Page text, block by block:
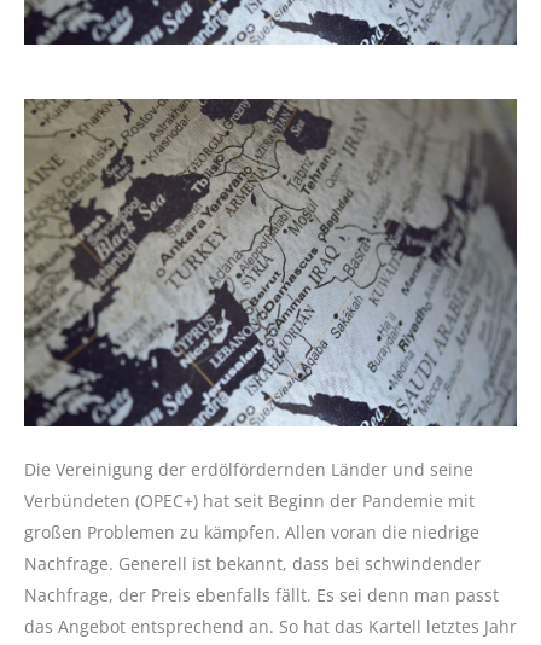
Die Vereinigung der erdölfördernden Länder und seine
Verbündeten (OPEC+) hat seit Beginn der Pandemie mit
großen Problemen zu kämpfen. Allen voran die niedrige
Nachfrage. Generell ist bekannt, dass bei schwindender
Nachfrage, der Preis ebenfalls fällt. Es sei denn man passt
das Angebot entsprechend an. So hat das Kartell letztes Jahr